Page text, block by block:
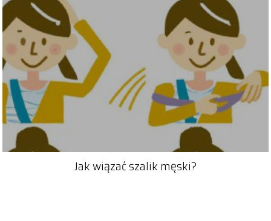
Jak wiązać szalik męski?